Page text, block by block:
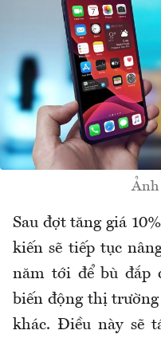
Ảnh
Sau đợt tăng giá
kiến sẽ tiếp tục
năm tới để bù đắp
biến động thị
khác. Điều này sẽ